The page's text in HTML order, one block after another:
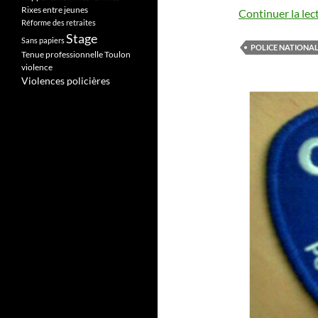
Continuer la
POLICE
Rixes entre jeunes
Réforme des retraites
Sans papiersStage
Tenue professionnelleToulon
violence
Violences policières